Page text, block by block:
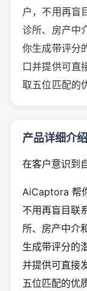
户，不用再盲
诊所、房产中
你生成带评分
口并提供可直
取五位匹配的
产品详细介绍
在客户意识到
AiCaptora 帮
不用再盲目联
所、房产中介
生成带评分的
并提供可直接
五位匹配的优